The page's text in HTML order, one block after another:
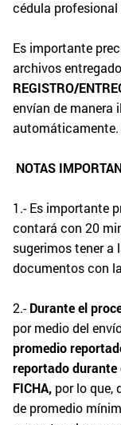
cédula profesional
Es importante
archivos
REGISTRO/
envían de manera
automáticamente.
NOTAS
1.- Es importante
contará con 20
sugerimos tener a
documentos con
2.-Durante el
por medio del
promedio
reportado durante
FICHA, por lo que,
de promedio